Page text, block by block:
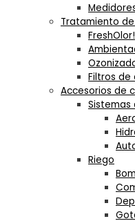
Tratamiento
FreshOlor!
Filtros de
Accesorios de
Sistemas
Riego